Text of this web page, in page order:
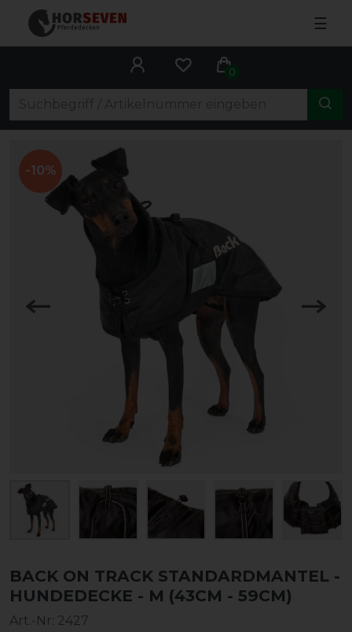
☰
0
-10%
BACK ON TRACK STANDARDMANTEL -
HUNDEDECKE - M (43CM - 59CM)
Art.-Nr: 2427